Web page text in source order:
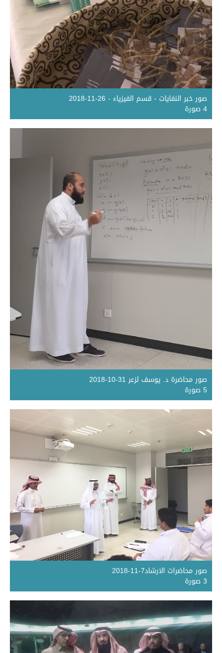
صور خبر النفايات - قسم الفيزياء - 26-11-2018
4 صورة
صور محاضرة د. يوسف لزعر 31-10-2018
5 صورة
صور محاضرات الارشاد7-11-2018
3 صورة